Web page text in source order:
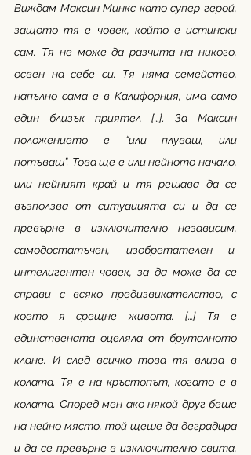
Виждам Максин Минкс като супер герой,
защото тя е човек, който е истински
сам. Тя не може да разчита на никого,
освен на себе си. Тя няма семейство,
напълно сама е в Калифорния, има само
един близък приятел […]. За Максин
положението е “или плуваш, или
потъваш”. Това ще е или нейното начало,
или нейният край и тя решава да се
възползва от ситуацията си и да се
превърне в изключително независим,
самодостатъчен, изобретателен и
интелигентен човек, за да може да се
справи с всяко предизвикателство, с
което я срещне живота. […] Тя е
единствената оцеляла от бруталното
клане. И след всичко това тя влиза в
колата. Тя е на кръстопът, когато е в
колата. Според мен ако някой друг беше
на нейно място, той щеше да деградира
и да се превърне в изключително свита,